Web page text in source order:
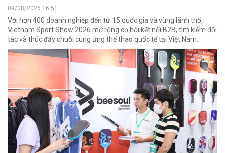
09/08/2026 16:51
Với hơn 400 doanh nghiệp đến từ 15 quốc gia và vùng lãnh thổ,
Vietnam Sport Show 2026 mở rộng cơ hội kết nối B2B, tìm kiếm đối
tác và thúc đẩy chuỗi cung ứng thể thao quốc tế tại Việt Nam.